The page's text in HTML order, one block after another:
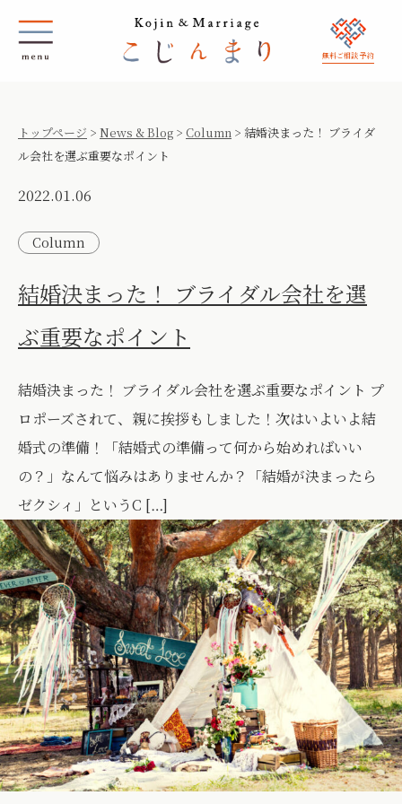
無料ご相談 予約
トップページ > News & Blog > Column > 結婚決まった！ ブライダ
ル会社を選ぶ重要なポイント
2022.01.06
Column
結婚決まった！ ブライダル会社を選
ぶ重要なポイント
結婚決まった！ ブライダル会社を選ぶ重要なポイント プ
ロポーズされて、親に挨拶もしました！次はいよいよ結
婚式の準備！「結婚式の準備って何から始めればいい
の？」なんて悩みはありませんか？「結婚が決まったら
ゼクシィ」というC […]